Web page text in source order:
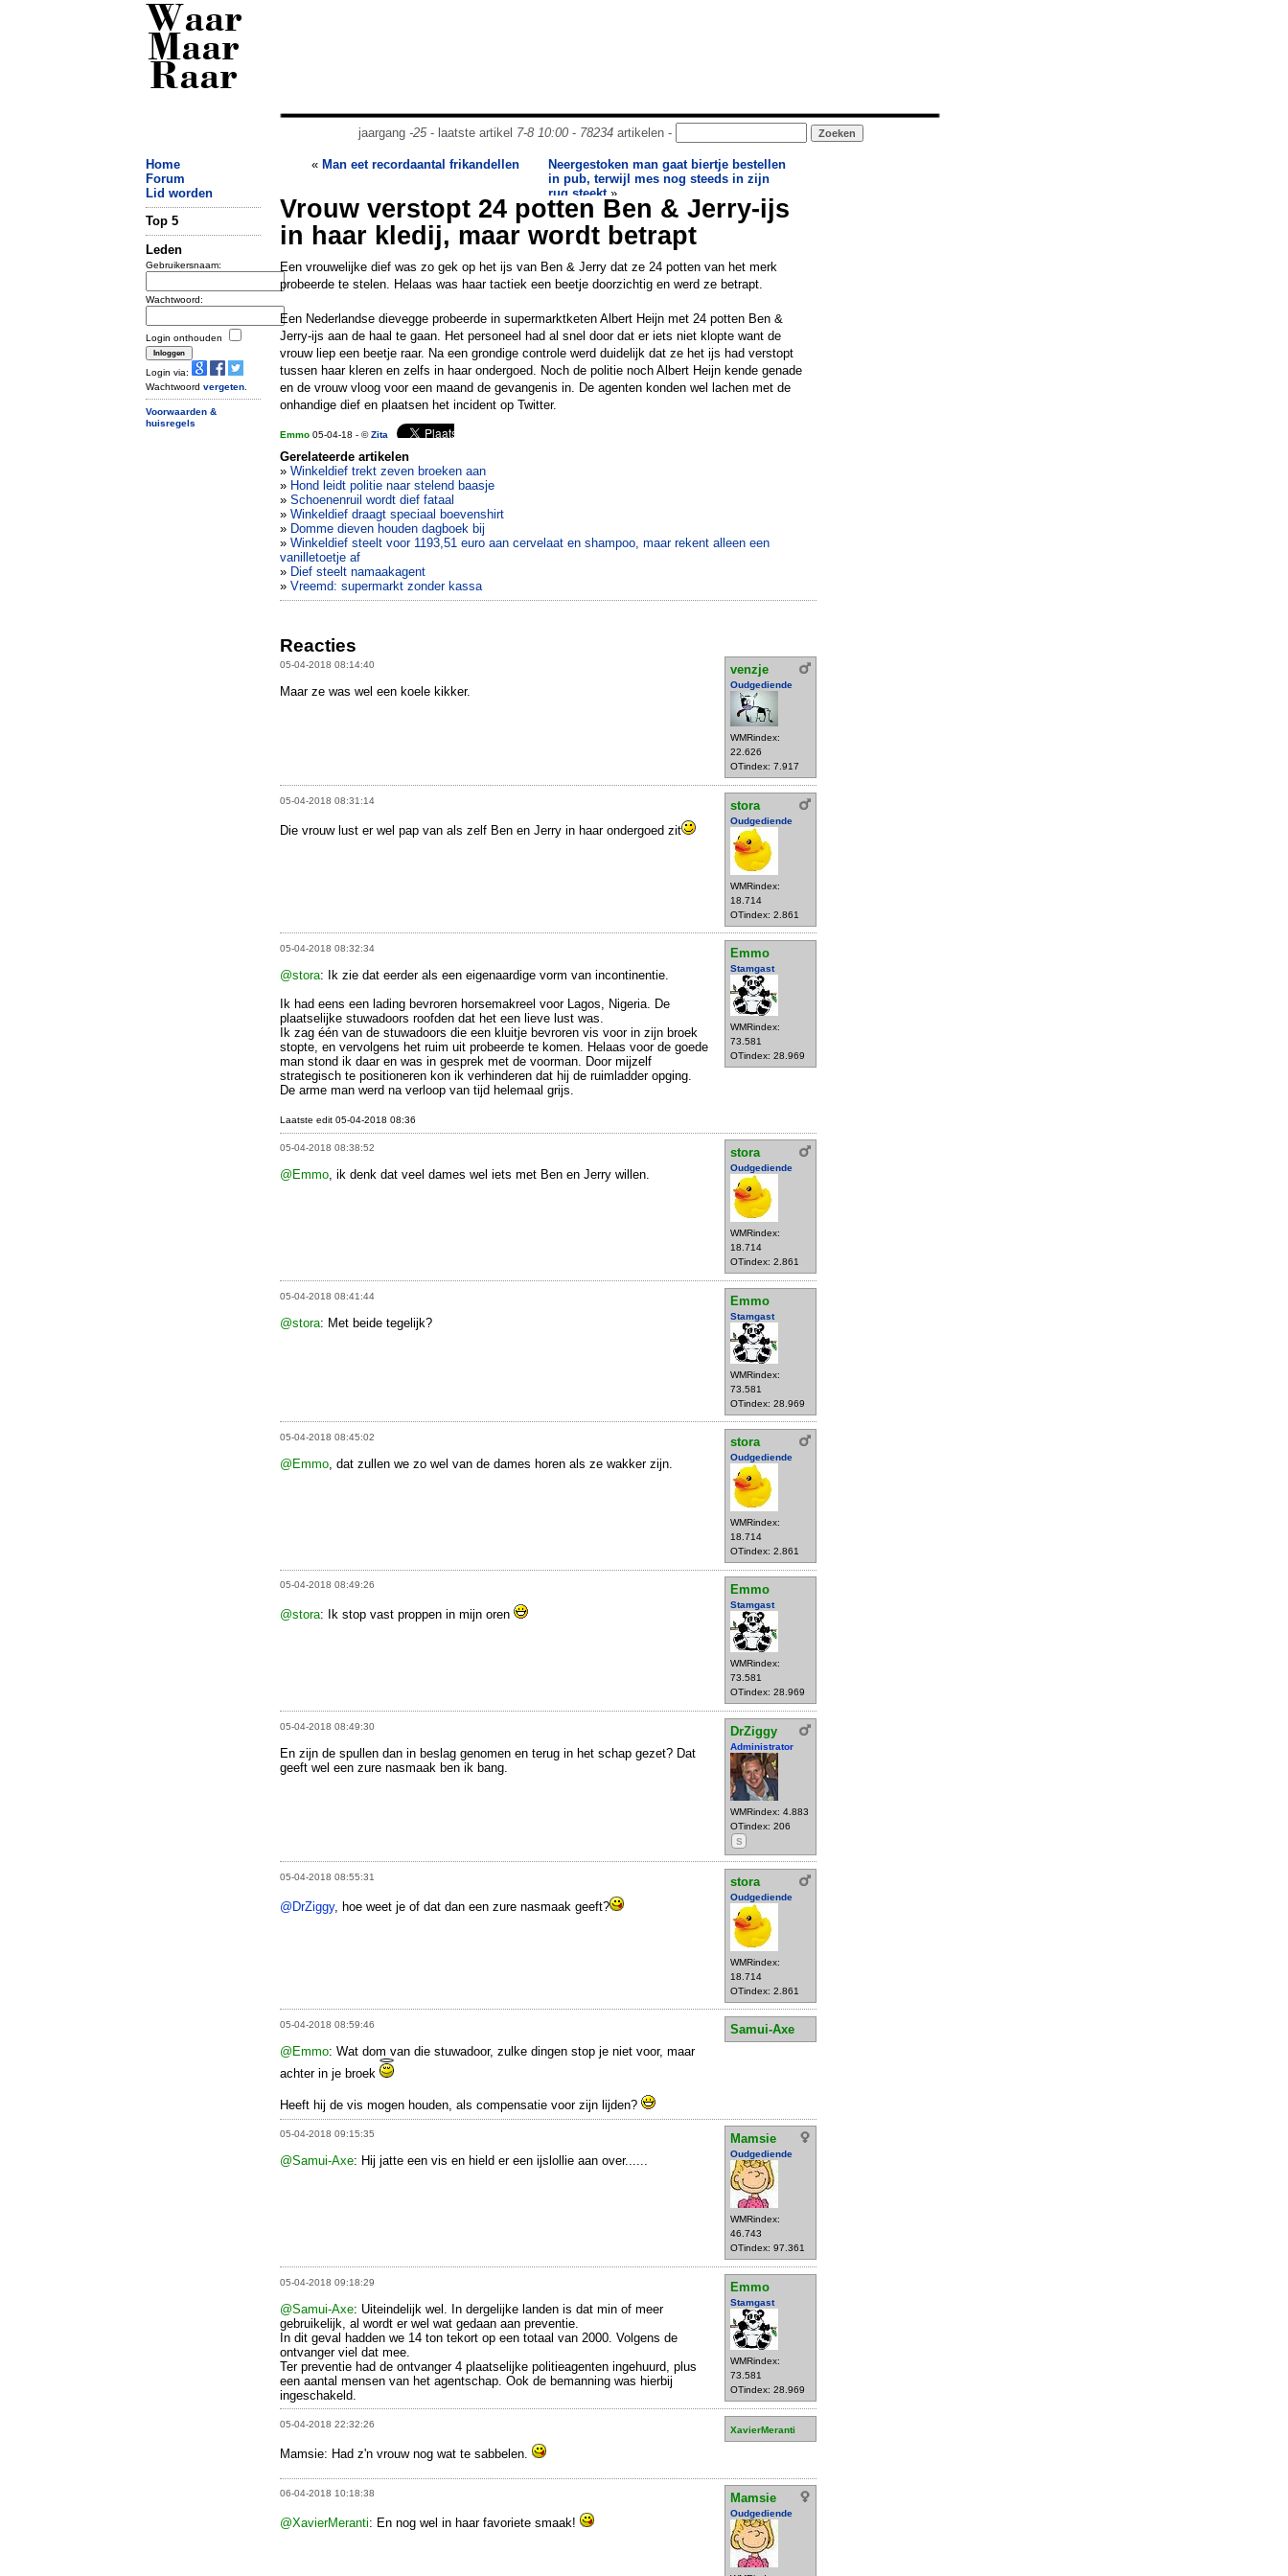
Waar
Maar
Raar
jaargang -25- laatste artikel 7-8 10:00- 78234artikelen -
Home
Forum
Lid worden
Top 5
Leden
Gebruikersnaam:
Wachtwoord:
Login onthouden
Login via:
Wachtwoord vergeten
Voorwaarden &
huisregels
« Man eet recordaantal frikandellen
Neergestoken man gaat biertje bestellen
in pub, terwijl mes nog steeds in zijn
rug steekt»
Vrouw verstopt 24 potten Ben & Jerry-ijs
in haar kledij, maar wordt betrapt
Een vrouwelijke dief was zo gek op het ijs van Ben & Jerry dat ze 24 potten van het merk
probeerde te stelen. Helaas was haar tactiek een beetje doorzichtig en werd ze betrapt.
Een Nederlandse dievegge probeerde in supermarktketen Albert Heijn met 24 potten Ben &
Jerry-ijs aan de haal te gaan. Het personeel had al snel door dat er iets niet klopte want de
vrouw liep een beetje raar. Na een grondige controle werd duidelijk dat ze het ijs had verstopt
tussen haar kleren en zelfs in haar ondergoed. Noch de politie noch Albert Heijn kende genade
en de vrouw vloog voor een maand de gevangenis in. De agenten konden wel lachen met de
onhandige dief en plaatsen het incident op Twitter.
Emmo 05-04-18 - ©Zita
Gerelateerde artikelen
» Winkeldief trekt zeven broeken aan
» Hond leidt politie naar stelend baasje
» Schoenenruil wordt dief fataal
» Winkeldief draagt speciaal boevenshirt
» Domme dieven houden dagboek bij
» Winkeldief steelt voor 1193,51 euro aan cervelaat en shampoo, maar rekent alleen een
vanilletoetje af
» Dief steelt namaakagent
» Vreemd: supermarkt zonder kassa
Reacties
05-04-2018 08:14:40 venzje
Oudgediende
WMRindex:
22.626
OTindex: 7.917
Maar ze was wel een koele kikker.
05-04-2018 08:31:14 stora
Oudgediende
WMRindex:
18.714
OTindex: 2.861
Die vrouw lust er wel pap van als zelf Ben en Jerry in haar ondergoed zit
05-04-2018 08:32:34 Emmo
Stamgast
WMRindex:
73.581
OTindex: 28.969
@stora: Ik zie dat eerder als een eigenaardige vorm van incontinentie.
Ik had eens een lading bevroren horsemakreel voor Lagos, Nigeria. De
plaatselijke stuwadoors roofden dat het een lieve lust was.
Ik zag één van de stuwadoors die een kluitje bevroren vis voor in zijn broek
stopte, en vervolgens het ruim uit probeerde te komen. Helaas voor de goede
man stond ik daar en was in gesprek met de voorman. Door mijzelf
strategisch te positioneren kon ik verhinderen dat hij de ruimladder opging.
De arme man werd na verloop van tijd helemaal grijs.
Laatste edit 05-04-2018 08:36
05-04-2018 08:38:52 stora
Oudgediende
WMRindex:
18.714
OTindex: 2.861
@Emmo, ik denk dat veel dames wel iets met Ben en Jerry willen.
05-04-2018 08:41:44 Emmo
Stamgast
WMRindex:
73.581
OTindex: 28.969
@stora: Met beide tegelijk?
05-04-2018 08:45:02 stora
Oudgediende
WMRindex:
18.714
OTindex: 2.861
@Emmo , dat zullen we zo wel van de dames horen als ze wakker zijn.
05-04-2018 08:49:26 Emmo
Stamgast
WMRindex:
73.581
OTindex: 28.969
@stora: Ik stop vast proppen in mijn oren
05-04-2018 08:49:30 DrZiggy
Administrator
WMRindex: 4.883
OTindex: 206
S
En zijn de spullen dan in beslag genomen en terug in het schap gezet? Dat
geeft wel een zure nasmaak ben ik bang.
05-04-2018 08:55:31 stora
Oudgediende
WMRindex:
18.714
OTindex: 2.861
@DrZiggy, hoe weet je of dat dan een zure nasmaak geeft?
05-04-2018 08:59:46
Samui-Axe
@Emmo: Wat dom van die stuwadoor, zulke dingen stop je niet voor, maar
achter in je broek
Heeft hij de vis mogen houden, als compensatie voor zijn lijden?
05-04-2018 09:15:35 Mamsie
Oudgediende
WMRindex:
46.743
OTindex: 97.361
@Samui-Axe: Hij jatte een vis en hield er een ijslollie aan over......
05-04-2018 09:18:29 Emmo
Stamgast
WMRindex:
73.581
OTindex: 28.969
@Samui-Axe: Uiteindelijk wel. In dergelijke landen is dat min of meer
gebruikelijk, al wordt er wel wat gedaan aan preventie.
In dit geval hadden we 14 ton tekort op een totaal van 2000. Volgens de
ontvanger viel dat mee.
Ter preventie had de ontvanger 4 plaatselijke politieagenten ingehuurd, plus
een aantal mensen van het agentschap. Ook de bemanning was hierbij
ingeschakeld.
05-04-2018 22:32:26
XavierMeranti
Mamsie: Had z'n vrouw nog wat te sabbelen.
06-04-2018 10:18:38 Mamsie
Oudgediende
@XavierMeranti: En nog wel in haar favoriete smaak!